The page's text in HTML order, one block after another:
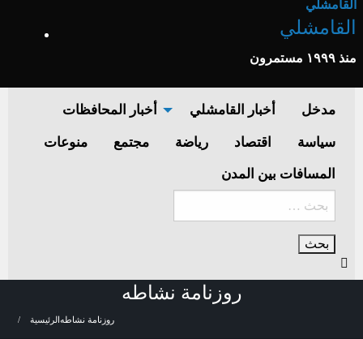
القامشلي
منذ ١٩٩٩ مستمرون
مدخل أخبار القامشلي أخبار المحافظات
سياسة اقتصاد رياضة مجتمع منوعات
المسافات بين المدن
روزنامة نشاطه
الرئيسيةروزنامة نشاطه